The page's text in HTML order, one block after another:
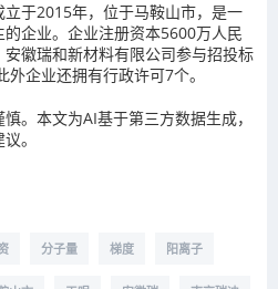
于2015年，位于马鞍山市，是一
企业。企业注册资本5600万人民
徽瑞和新材料有限公司参与招投标
企业还拥有行政许可7个。
。本文为AI基于第三方数据生成，
。
分子量 梯度 阳离子